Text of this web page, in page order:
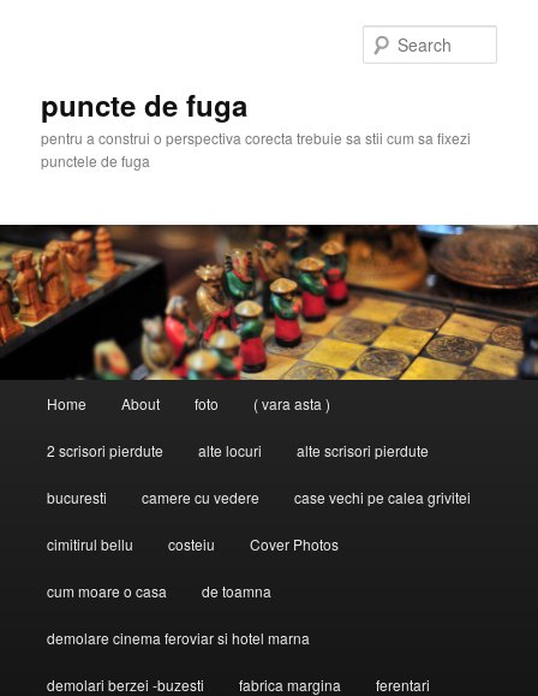
puncte de fuga
pentru a construi o perspectiva corecta trebuie sa stii cum sa fixezi
punctele de fuga
Home About foto ( vara asta )
2 scrisori pierdute alte locuri alte scrisori pierdute
bucuresti camere cu vedere case vechi pe calea grivitei
cimitirul bellu costeiu Cover Photos
cum moare o casa de toamna
demolare cinema feroviar si hotel marna
demolari berzei -buzesti fabrica margina ferentari